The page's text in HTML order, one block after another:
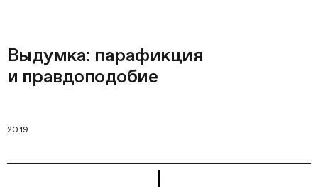
Выдумка: парафикция
и правдоподобие
2019